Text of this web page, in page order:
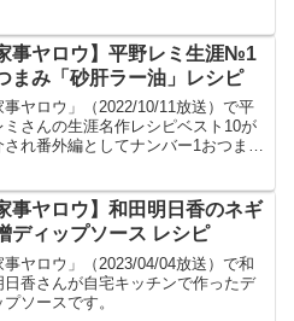
たそうですが、このレシピで美味し
べら...
事ヤロウ】平野レミ生涯№1
まみ「砂肝ラー油」レシピ
事ヤロウ」（2022/10/11放送）で平
ミさんの生涯名作レシピベスト10が
され番外編としてナンバー1おつまみ
事ヤロウ】和田明日香のネギ
ディップソース レシピ
事ヤロウ」（2023/04/04放送）で和
日香さんが自宅キッチンで作ったデ
プソースです。